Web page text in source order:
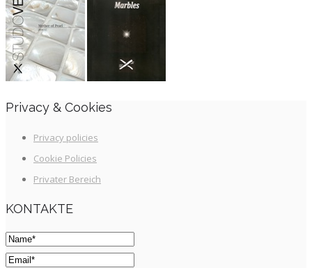
Privacy & Cookies
Privacy policies
Cookie Policies
Privater Bereich
KONTAKTE